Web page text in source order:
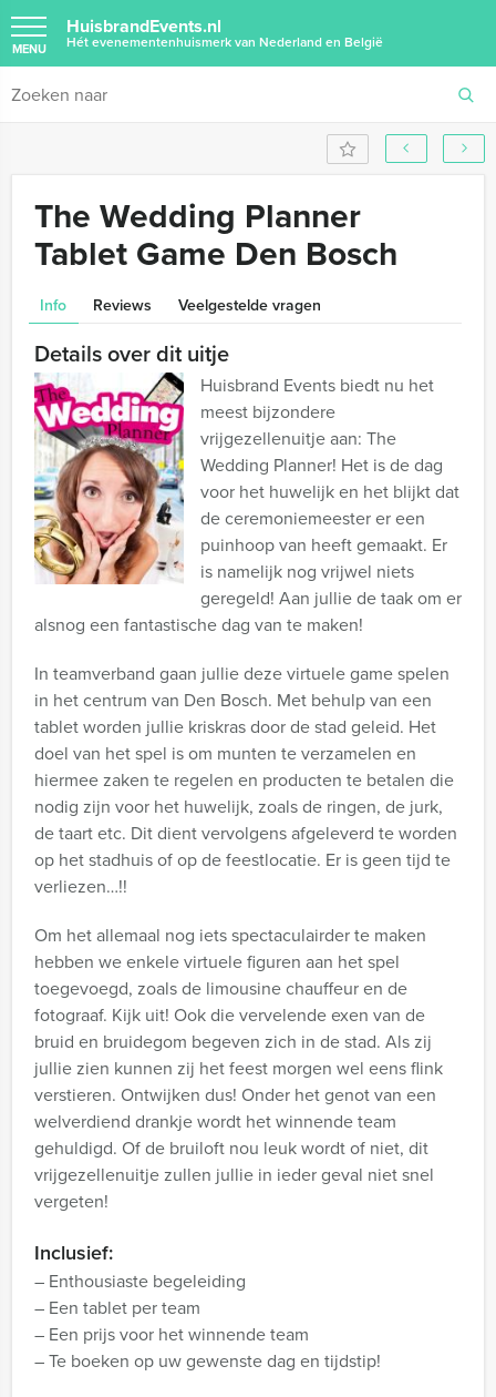
HuisbrandEvents.nl
Hét evenementenhuismerk van Nederland en België
MENU
The Wedding Planner
Tablet Game Den Bosch
Info Reviews Veelgestelde vragen
Details over dit uitje
Huisbrand Events biedt nu het
meest bijzondere
vrijgezellenuitje aan: The
Wedding Planner! Het is de dag
voor het huwelijk en het blijkt dat
de ceremoniemeester er een
puinhoop van heeft gemaakt. Er
is namelijk nog vrijwel niets
geregeld! Aan jullie de taak om er
alsnog een fantastische dag van te maken!
In teamverband gaan jullie deze virtuele game spelen
in het centrum van Den Bosch. Met behulp van een
tablet worden jullie kriskras door de stad geleid. Het
doel van het spel is om munten te verzamelen en
hiermee zaken te regelen en producten te betalen die
nodig zijn voor het huwelijk, zoals de ringen, de jurk,
de taart etc. Dit dient vervolgens afgeleverd te worden
op het stadhuis of op de feestlocatie. Er is geen tijd te
verliezen…!!
Om het allemaal nog iets spectaculairder te maken
hebben we enkele virtuele figuren aan het spel
toegevoegd, zoals de limousine chauffeur en de
fotograaf. Kijk uit! Ook die vervelende exen van de
bruid en bruidegom begeven zich in de stad. Als zij
jullie zien kunnen zij het feest morgen wel eens flink
verstieren. Ontwijken dus! Onder het genot van een
welverdiend drankje wordt het winnende team
gehuldigd. Of de bruiloft nou leuk wordt of niet, dit
vrijgezellenuitje zullen jullie in ieder geval niet snel
vergeten!
Inclusief:
– Enthousiaste begeleiding
– Een tablet per team
– Een prijs voor het winnende team
– Te boeken op uw gewenste dag en tijdstip!